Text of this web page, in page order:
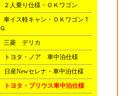
２人乗り仕様・ＯＫワゴン
車イス軽キャン・ＯＫワゴンＴ
Ｇ
三菱 デリカ
トヨタ・ノア 車中泊仕様
日産Newセレナ・車中泊仕様
トヨタ・プリウス車中泊仕様